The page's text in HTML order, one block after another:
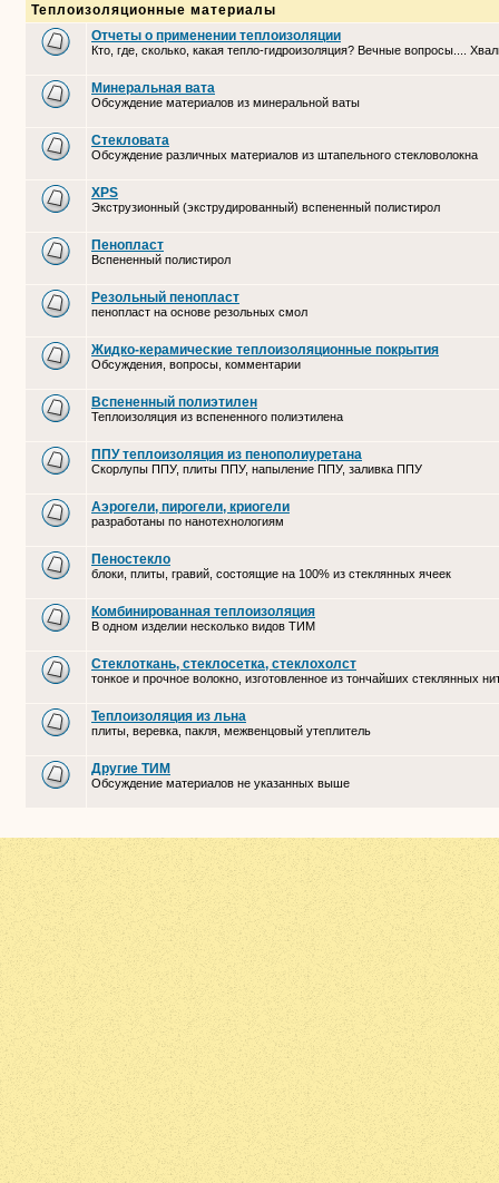
Теплоизоляционные материалы
Отчеты о применении теплоизоляции
Кто, где, сколько, какая тепло-гидроизоляция? Вечные вопросы....
Минеральная вата
Обсуждение материалов из минеральной ваты
Стекловата
Обсуждение различных материалов из штапельного стекловолокна
XPS
Экструзионный (экструдированный) вспененный полистирол
Пенопласт
Вспененный полистирол
Резольный пенопласт
пенопласт на основе резольных смол
Жидко-керамические теплоизоляционные покрытия
Обсуждения, вопросы, комментарии
Вспененный полиэтилен
Теплоизоляция из вспененного полиэтилена
ППУ теплоизоляция из пенополиуретана
Скорлупы ППУ, плиты ППУ, напыление ППУ, заливка ППУ
Аэрогели, пирогели, криогели
разработаны по нанотехнологиям
Пеностекло
блоки, плиты, гравий, состоящие на 100% из стеклянных ячеек
Комбинированная теплоизоляция
В одном изделии несколько видов ТИМ
Стеклоткань, стеклосетка, cтеклохолст
тонкое и прочное волокно, изготовленное из тончайших стеклянных
Теплоизоляция из льна
плиты, веревка, пакля, межвенцовый утеплитель
Другие ТИМ
Обсуждение материалов не указанных выше